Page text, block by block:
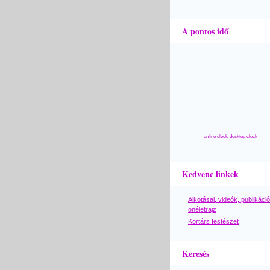
A pontos idő
online clock desktop clock
Kedvenc linkek
Alkotásai, videók,
önéletrajz
Kortárs festészet
Keresés